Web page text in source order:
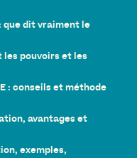
que dit vraiment le
les pouvoirs et les
: conseils et méthode
avantages et
exemples,